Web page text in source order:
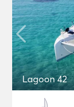
Lagoon 42